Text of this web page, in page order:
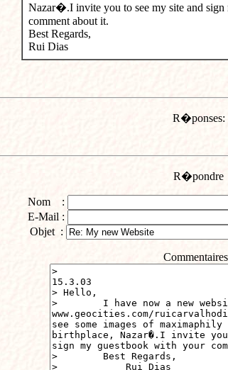
Nazar�.I invite you to see my site and
comment about it.
Best Regards,
Rui Dias
R�ponses:
R�pondre
Nom :
E-Mail :
Objet :